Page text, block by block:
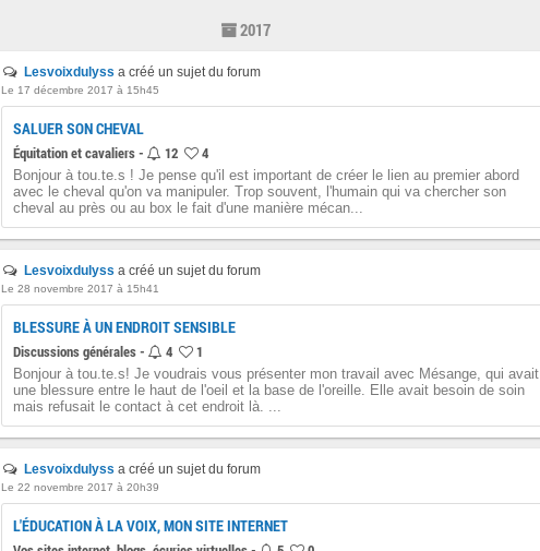
2017
Lesvoixdulyss a créé un sujet du forum
Le 17 décembre 2017 à 15h45
SALUER SON CHEVAL
Équitation et cavaliers - 12 4
Bonjour à tou.te.s ! Je pense qu'il est important de créer le lien au premier abord
avec le cheval qu'on va manipuler. Trop souvent, l'humain qui va chercher son
cheval au près ou au box le fait d'une manière mécan...
Lesvoixdulyss a créé un sujet du forum
Le 28 novembre 2017 à 15h41
BLESSURE À UN ENDROIT SENSIBLE
Discussions générales - 4 1
Bonjour à tou.te.s! Je voudrais vous présenter mon travail avec Mésange, qui avait
une blessure entre le haut de l'oeil et la base de l'oreille. Elle avait besoin de soin
mais refusait le contact à cet endroit là. ...
Lesvoixdulyss a créé un sujet du forum
Le 22 novembre 2017 à 20h39
L'ÉDUCATION À LA VOIX, MON SITE INTERNET